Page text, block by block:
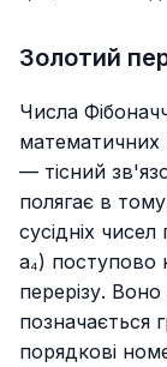
Золотий
Числа
математичних
— тісний
полягає в
сусідніх
a₄) поступово
перерізу.
позначається
порядкові